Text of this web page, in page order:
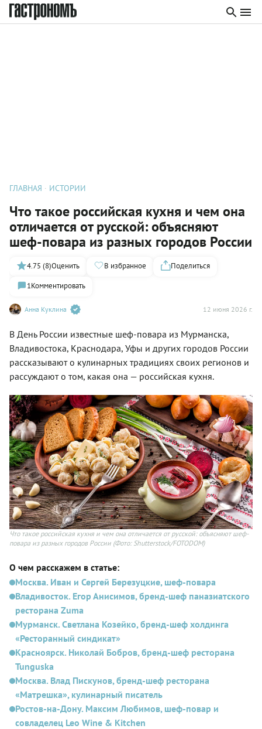
ГЛАВНАЯ ИСТОРИИ
Что такое российская кухня и чем она
отличается от русской: объясняют
шеф-повара из разных городов России
Анна Куклина 12 июня 2026 г.
4.75 (8)Оценить В избранное
Поделиться
1Комментировать
В День России известные шеф-повара из Мурманска,
Владивостока, Краснодара, Уфы и других городов России
рассказывают о кулинарных традициях своих регионов и
рассуждают о том, какая она — российская кухня.
Что такое российская кухня и чем она отличается от русской: объясняют шеф-
повара из разных городов России (Фото: Shutterstock/FOTODOM)
О чем расскажем в статье:
Москва. Иван и Сергей Березуцкие, шеф-повара
Владивосток. Егор Анисимов, бренд-шеф паназиатского
ресторана Zuma
Мурманск. Светлана Козейко, бренд-шеф холдинга
«Ресторанный синдикат»
Красноярск. Николай Бобров, бренд-шеф ресторана
Tunguska
Москва. Влад Пискунов, бренд-шеф ресторана
«Матрешка», кулинарный писатель
Ростов-на-Дону. Максим Любимов, шеф-повар и
совладелец Leo Wine & Kitchen